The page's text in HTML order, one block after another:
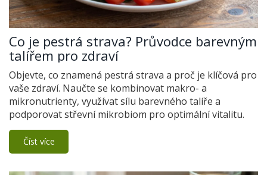
Co je pestrá strava? Průvodce barevným
talířem pro zdraví
Objevte, co znamená pestrá strava a proč je klíčová pro
vaše zdraví. Naučte se kombinovat makro- a
mikronutrienty, využívat sílu barevného talíře a
podporovat střevní mikrobiom pro optimální vitalitu.
Číst více